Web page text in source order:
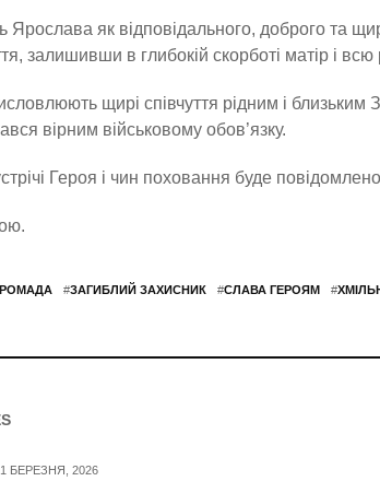
Ярослава як відповідального, доброго та
залишивши в глибокій скорботі матір і всю
щирі співчуття рідним і
вірним військовому обов’язку.
Героя і чин поховання буде
#ЗАГИБЛИЙ ЗАХИСНИК #СЛАВА ГЕРОЯМ #
1 БЕРЕЗНЯ, 2026